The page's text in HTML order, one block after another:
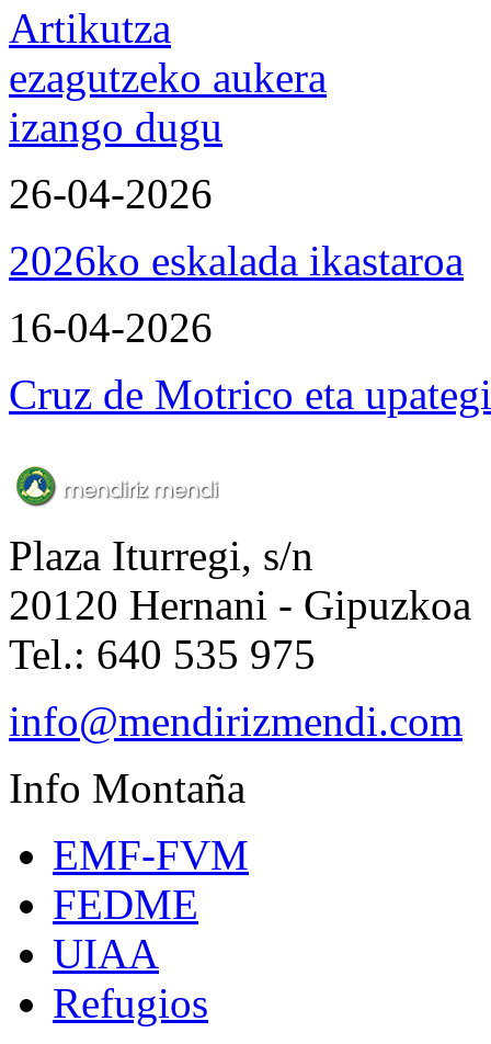
Artikutza
ezagutzeko aukera
izango dugu
26-04-2026
2026ko eskalada ikastaroa
16-04-2026
Cruz de Motrico eta
Plaza Iturregi, s/n
20120 Hernani - Gipuzkoa
Tel.: 640 535 975
info@mendirizmendi.com
Info Montaña
EMF-FVM
FEDME
UIAA
Refugios